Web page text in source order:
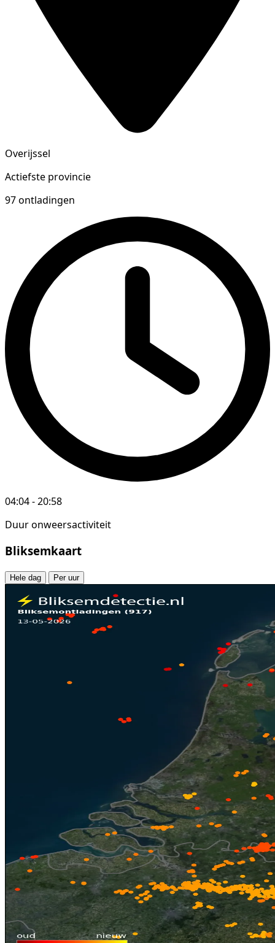
Overijssel
Actiefste provincie
97 ontladingen
04:04 - 20:58
Duur onweersactiviteit
Bliksemkaart
Hele dag Per uur